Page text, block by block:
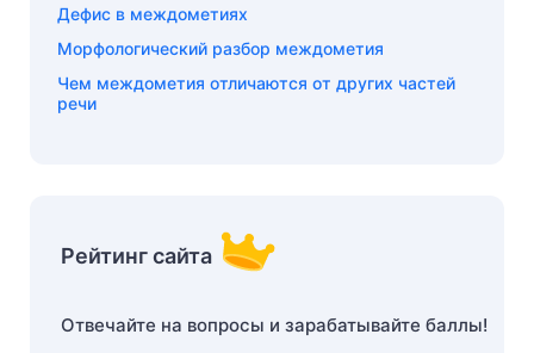
Дефис в междометиях
Морфологический разбор междометия
Чем междометия отличаются от других частей
речи
Рейтинг сайта
Отвечайте на вопросы и зарабатывайте баллы!